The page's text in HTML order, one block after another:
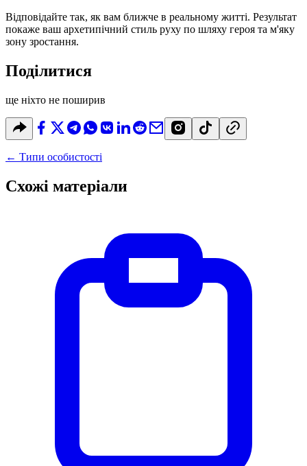
Відповідайте так, як вам ближче в реальному житті. Результат
покаже ваш архетипічний стиль руху по шляху героя та м'яку
зону зростання.
Поділитися
ще ніхто не поширив
← Типи особистості
Схожі матеріали